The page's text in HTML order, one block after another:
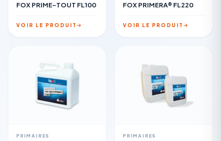
FOX PRIME-TOUT FL100
VOIR LE PRODUIT
FOX PRIMERA® FL220
VOIR LE PRODUIT
PRIMAIRES PRIMAIRES